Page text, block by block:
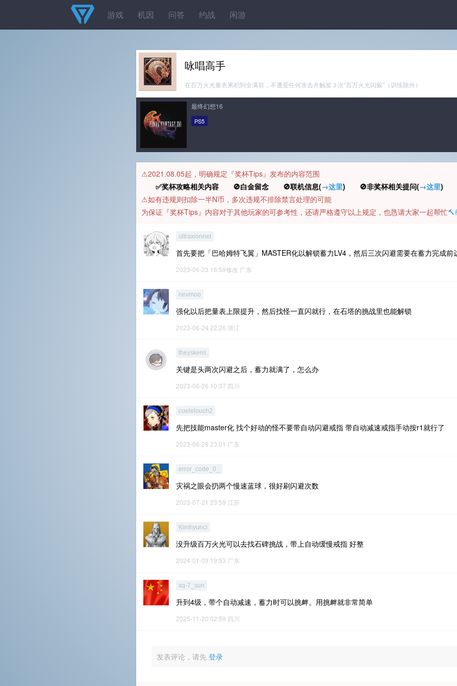
游戏 机因 问答 约战 闲游
咏唱高手
在百万火光量表累积到全满前，不遭受任何攻击并触发３次“百万火光闪躲”（训练除外）
最终幻想16
PS5
⚠️2021.08.05起，明确规定『奖杯Tips』发布的内容范围
✅奖杯攻略相关内容 🚫白金留念 🚫联机信息(→这里) 🚫非奖杯相关提问(→这里)
⚠️如有违规则扣除一半N币，多次违规不排除禁言处理的可能
为保证『奖杯Tips』内容对于其他玩家的可参考性，还请严格遵守以上规定，也恳请大家一起帮忙
ultraxionnet
首先要把「巴哈姆特飞翼」MASTER化以解锁蓄力LV4，然后三次闪避需要在蓄力完成前
2023-06-23 16:59修改 广东
nevmoo
强化以后把量表上限提升，然后找怪一直闪就行，在石塔的挑战里也能解锁
2023-06-24 22:26 浙江
theyskens
关键是头两次闪避之后，蓄力就满了，怎么办
2023-06-26 10:37 四川
cuelelouch2
先把技能master化 找个好动的怪不要带自动闪避戒指 带自动减速戒指手动按r1就行了
2023-06-28 23:01 广东
error_code_0_
灾祸之眼会扔两个慢速蓝球，很好刷闪避次数
2023-07-21 23:59 江苏
Kimhyunci
没升级百万火光可以去找石碑挑战，带上自动缓慢戒指 好整
2024-01-03 19:53 广东
xq-7_sun
升到4级，带个自动减速，蓄力时可以挑衅。用挑衅就非常简单
2025-11-20 02:59 四川
发表评论，请先 登录